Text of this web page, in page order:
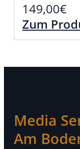
149,00€
Zum
Media
Am